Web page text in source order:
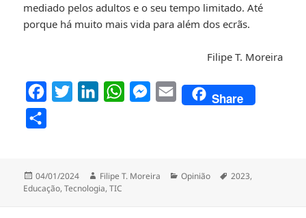
mediado pelos adultos e o seu tempo limitado. Até
porque há muito mais vida para além dos ecrãs.
Filipe T. Moreira
b
o
t
e
e
d
W
s
M
e
E
l
Share
t
Publicado
a
04/01/2024 Autor
Filipe T. Moreira Categorias
Opinião Etiquetas
2023,
Educação,Tecnologia,TIC